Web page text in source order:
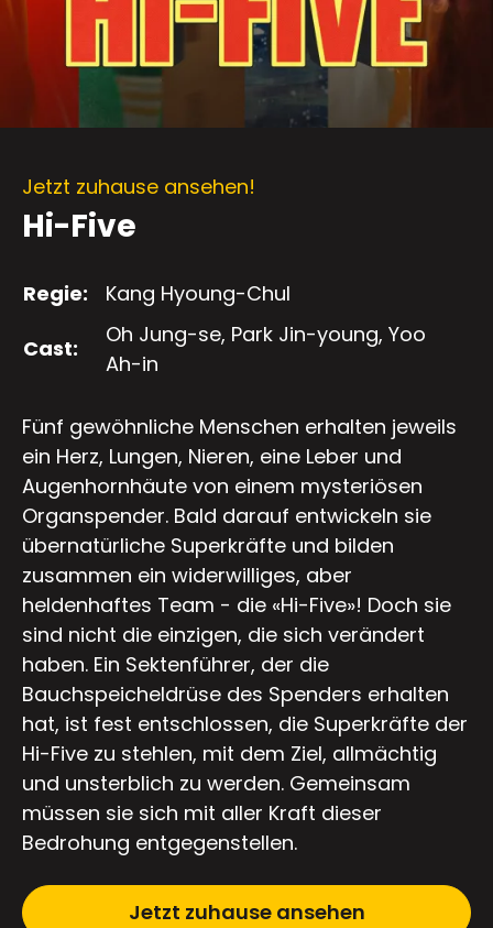
Jetzt zuhause ansehen!
Hi-Five
Regie:
Kang Hyoung-Chul
Cast:
Oh Jung-se, Park Jin-young, Yoo
Ah-in
Fünf gewöhnliche Menschen erhalten jeweils
ein Herz, Lungen, Nieren, eine Leber und
Augenhornhäute von einem mysteriösen
Organspender. Bald darauf entwickeln sie
übernatürliche Superkräfte und bilden
zusammen ein widerwilliges, aber
heldenhaftes Team - die «Hi-Five»! Doch sie
sind nicht die einzigen, die sich verändert
haben. Ein Sektenführer, der die
Bauchspeicheldrüse des Spenders erhalten
hat, ist fest entschlossen, die Superkräfte der
Hi-Five zu stehlen, mit dem Ziel, allmächtig
und unsterblich zu werden. Gemeinsam
müssen sie sich mit aller Kraft dieser
Bedrohung entgegenstellen.
Jetzt zuhause ansehen